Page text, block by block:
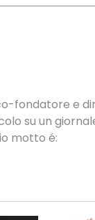
fondatore e
su un
motto é: